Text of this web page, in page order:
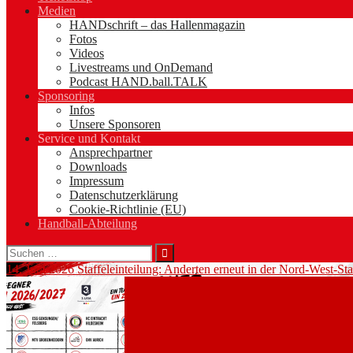
Medien
HANDschrift – das Hallenmagazin
Fotos
Videos
Livestreams und OnDemand
Podcast HAND.ball.TALK
Sponsoring
Infos
Unsere Sponsoren
Service und Kontakt
Ansprechpartner
Downloads
Impressum
Datenschutzerklärung
Cookie-Richtlinie (EU)
Handball-Abteilung
Suchen
nach:
14. Juni 2026 Staffeleinteilung: Anderten erneut in der Nord-West-